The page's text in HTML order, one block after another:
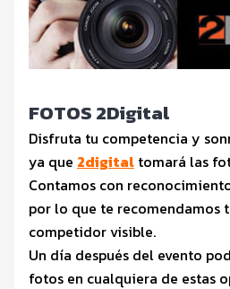
FOTOS 2Digital
Disfruta tu competencia y
ya que 2digital tomará las
Contamos con
por lo que te recomendamos
competidor visible.
Un día después del evento
fotos en cualquiera de estas